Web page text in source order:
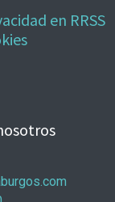
en RRSS